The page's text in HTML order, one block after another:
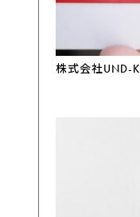
株式会社UND-K